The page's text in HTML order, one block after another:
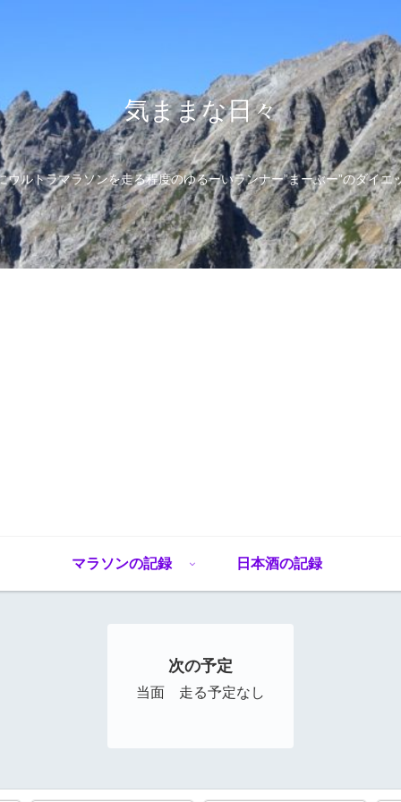
気ままな日々
ウルトラマラソンを走る程度のゆるーいランナー”まーぶー”のダイエ
マラソンの記録 日本酒の記録
次の予定
当面 走る予定なし